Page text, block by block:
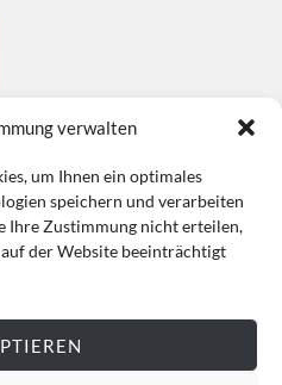
verwalten
um Ihnen ein optimales
speichern und verarbeiten
Ihre Zustimmung nicht erteilen,
der Website beeinträchtigt
Datenschutz